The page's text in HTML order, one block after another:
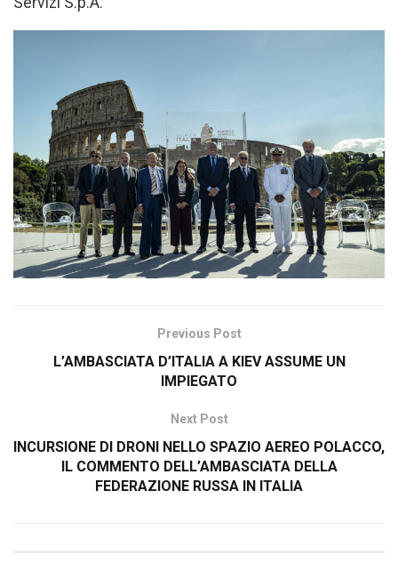
Previous Post
L’AMBASCIATA D’ITALIA A KIEV ASSUME UN
IMPIEGATO
Next Post
INCURSIONE DI DRONI NELLO SPAZIO AEREO POLACCO,
IL COMMENTO DELL’AMBASCIATA DELLA
FEDERAZIONE RUSSA IN ITALIA